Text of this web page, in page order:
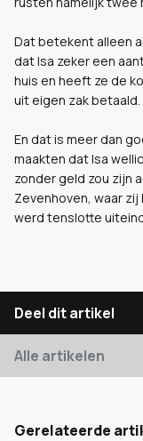
Dat betekent alleen
dat Isa zeker een
huis en heeft ze de
uit eigen zak betaald.
En dat is meer dan
maakten dat Isa
zonder geld zou zijn
Zevenhoven, waar
werd tenslotte
Deel dit artikel
Alle artikelen
Gerelateerde